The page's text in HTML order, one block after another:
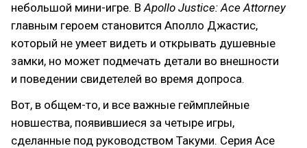
небольшой мини-игре. ВApollo Justice: Ace Attorney
главным героем становится Аполло Джастис,
который не умеет видеть и открывать душевные
замки, но может подмечать детали во внешности
и поведении свидетелей во время допроса.
Вот, в общем-то, и все важные геймплейные
новшества, появившиеся за четыре игры,
сделанные под руководством Такуми. Серия Ace